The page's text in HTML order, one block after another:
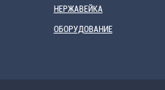
НЕРЖАВЕЙКА
ОБОРУДОВАНИЕ